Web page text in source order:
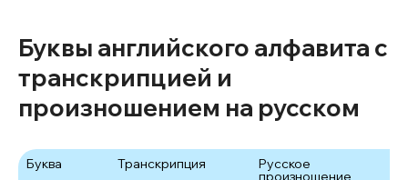
Буквы английского алфавита с
транскрипцией и
произношением на русском
Буква Транскрипция Русское
произношение